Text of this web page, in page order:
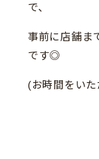
で、
事前に店舗ま
です◎
(お時間をい